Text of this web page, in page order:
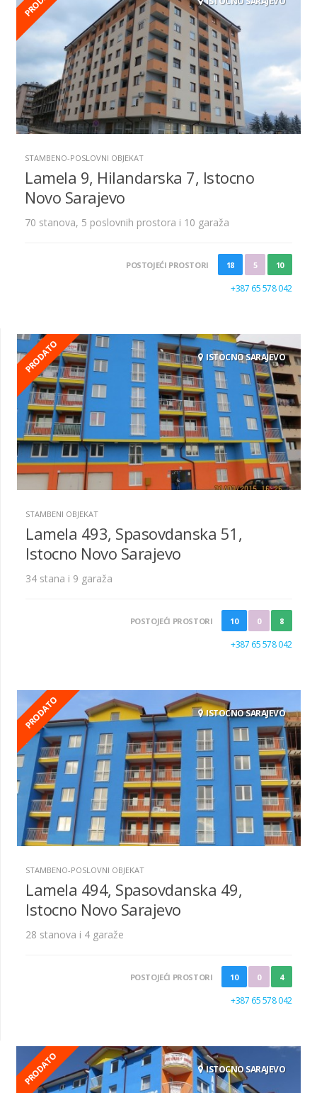
STAMBENO-POSLOVNI OBJEKAT
Lamela 9, Hilandarska 7, Istocno
Novo Sarajevo
70 stanova, 5 poslovnih prostora i 10 garaža
POSTOJEĆI PROSTORI 18 5 10
+387 65 578 042
PRODATO ISTOCNO SARAJEVO
STAMBENI OBJEKAT
Lamela 493, Spasovdanska 51,
Istocno Novo Sarajevo
34 stana i 9 garaža
POSTOJEĆI PROSTORI 10 0 8
+387 65 578 042
PRODATO ISTOCNO SARAJEVO
STAMBENO-POSLOVNI OBJEKAT
Lamela 494, Spasovdanska 49,
Istocno Novo Sarajevo
28 stanova i 4 garaže
POSTOJEĆI PROSTORI 10 0 4
+387 65 578 042
PRODATO ISTOCNO SARAJEVO